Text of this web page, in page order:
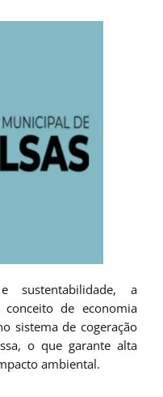
sustentabilidade, a
de economia
sistema de cogeração
o que garante alta
ambiental.